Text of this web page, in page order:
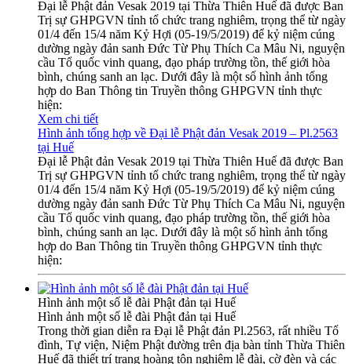
Đại lễ Phật đản Vesak 2019 tại Thừa Thiên Huế đã được Ban
Trị sự GHPGVN tỉnh tổ chức trang nghiêm, trọng thể từ ngày
01/4 đến 15/4 năm Kỷ Hợi (05-19/5/2019) để kỷ niệm cúng
dường ngày đản sanh Đức Từ Phụ Thích Ca Mâu Ni, nguyện
cầu Tổ quốc vinh quang, đạo pháp trường tồn, thế giới hòa
bình, chúng sanh an lạc. Dưới đây là một số hình ảnh tổng
hợp do Ban Thông tin Truyền thông GHPGVN tỉnh thực
hiện:
Xem chi tiết
Hình ảnh tổng hợp về Đại lễ Phật đản Vesak 2019 – Pl.2563
tại Huế
Đại lễ Phật đản Vesak 2019 tại Thừa Thiên Huế đã được Ban
Trị sự GHPGVN tỉnh tổ chức trang nghiêm, trọng thể từ ngày
01/4 đến 15/4 năm Kỷ Hợi (05-19/5/2019) để kỷ niệm cúng
dường ngày đản sanh Đức Từ Phụ Thích Ca Mâu Ni, nguyện
cầu Tổ quốc vinh quang, đạo pháp trường tồn, thế giới hòa
bình, chúng sanh an lạc. Dưới đây là một số hình ảnh tổng
hợp do Ban Thông tin Truyền thông GHPGVN tỉnh thực
hiện:
Hình ảnh một số lễ đài Phật đản tại Huế
Hình ảnh một số lễ đài Phật đản tại Huế
Trong thời gian diễn ra Đại lễ Phật đản Pl.2563, rất nhiều Tổ
đình, Tự viện, Niệm Phật đường trên địa bàn tỉnh Thừa Thiên
Huế đã thiết trí trang hoàng tôn nghiêm lễ đài, cờ đèn và các